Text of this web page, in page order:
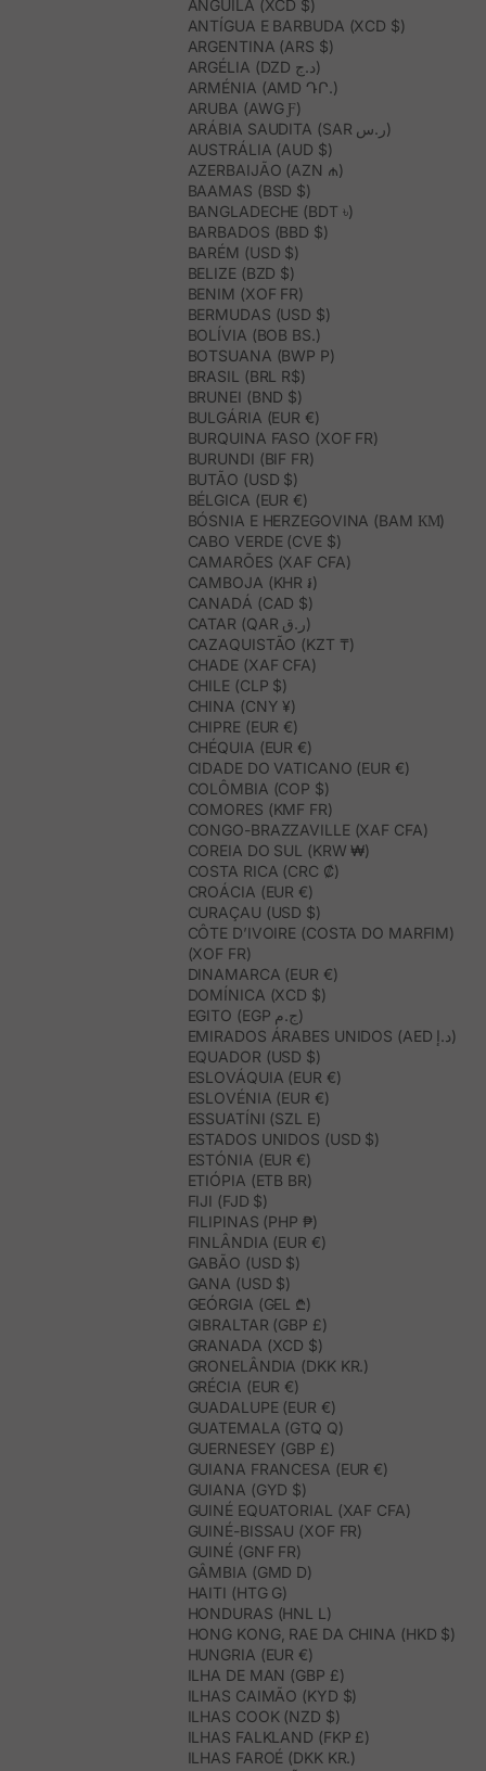
ANGUILA (XCD $)
ANTÍGUA E BARBUDA (XCD $)
ARGENTINA (ARS $)
ARGÉLIA (DZD د.ج)
ARMÉNIA (AMD ԴՐ.)
ARUBA (AWG Ƒ)
ARÁBIA SAUDITA (SAR ر.س)
AUSTRÁLIA (AUD $)
AZERBAIJÃO (AZN ₼)
BAAMAS (BSD $)
BANGLADECHE (BDT ৳)
BARBADOS (BBD $)
BARÉM (USD $)
BELIZE (BZD $)
BENIM (XOF FR)
BERMUDAS (USD $)
BOLÍVIA (BOB BS.)
BOTSUANA (BWP P)
BRASIL (BRL R$)
BRUNEI (BND $)
BULGÁRIA (EUR €)
BURQUINA FASO (XOF FR)
BURUNDI (BIF FR)
BUTÃO (USD $)
BÉLGICA (EUR €)
BÓSNIA E HERZEGOVINA (BAM КМ)
CABO VERDE (CVE $)
CAMARÕES (XAF CFA)
CAMBOJA (KHR ៛)
CANADÁ (CAD $)
CATAR (QAR ر.ق)
CAZAQUISTÃO (KZT ₸)
CHADE (XAF CFA)
CHILE (CLP $)
CHINA (CNY ¥)
CHIPRE (EUR €)
CHÉQUIA (EUR €)
CIDADE DO VATICANO (EUR €)
COLÔMBIA (COP $)
COMORES (KMF FR)
CONGO-BRAZZAVILLE (XAF CFA)
COREIA DO SUL (KRW ₩)
COSTA RICA (CRC ₡)
CROÁCIA (EUR €)
CURAÇAU (USD $)
CÔTE D’IVOIRE (COSTA DO MARFIM)
(XOF FR)
DINAMARCA (EUR €)
DOMÍNICA (XCD $)
EGITO (EGP ج.م)
EMIRADOS ÁRABES UNIDOS (AED د.إ)
EQUADOR (USD $)
ESLOVÁQUIA (EUR €)
ESLOVÉNIA (EUR €)
ESSUATÍNI (SZL E)
ESTADOS UNIDOS (USD $)
ESTÓNIA (EUR €)
ETIÓPIA (ETB BR)
FIJI (FJD $)
FILIPINAS (PHP ₱)
FINLÂNDIA (EUR €)
GABÃO (USD $)
GANA (USD $)
GEÓRGIA (GEL ₾)
GIBRALTAR (GBP £)
GRANADA (XCD $)
GRONELÂNDIA (DKK KR.)
GRÉCIA (EUR €)
GUADALUPE (EUR €)
GUATEMALA (GTQ Q)
GUERNESEY (GBP £)
GUIANA FRANCESA (EUR €)
GUIANA (GYD $)
GUINÉ EQUATORIAL (XAF CFA)
GUINÉ-BISSAU (XOF FR)
GUINÉ (GNF FR)
GÂMBIA (GMD D)
HAITI (HTG G)
HONDURAS (HNL L)
HONG KONG, RAE DA CHINA (HKD $)
HUNGRIA (EUR €)
ILHA DE MAN (GBP £)
ILHAS CAIMÃO (KYD $)
ILHAS COOK (NZD $)
ILHAS FALKLAND (FKP £)
ILHAS FAROÉ (DKK KR.)